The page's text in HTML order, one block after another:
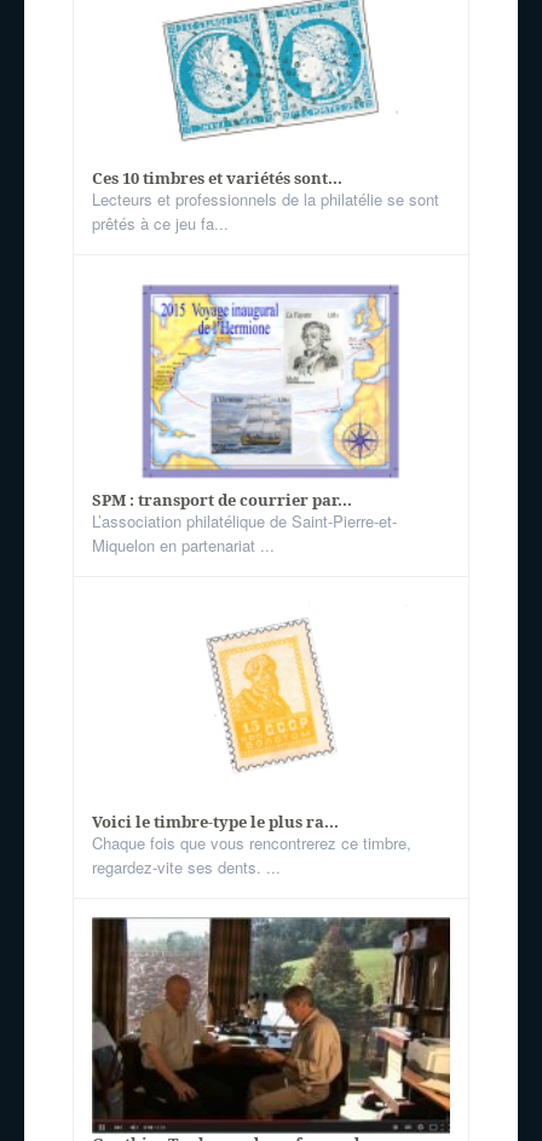
Ces 10 timbres et variétés sont...
Lecteurs et professionnels de la philatélie se sont
prêtés à ce jeu fa...
SPM : transport de courrier par...
L’association philatélique de Saint-Pierre-et-
Miquelon en partenariat ...
Voici le timbre-type le plus ra...
Chaque fois que vous rencontrerez ce timbre,
regardez-vite ses dents. ...